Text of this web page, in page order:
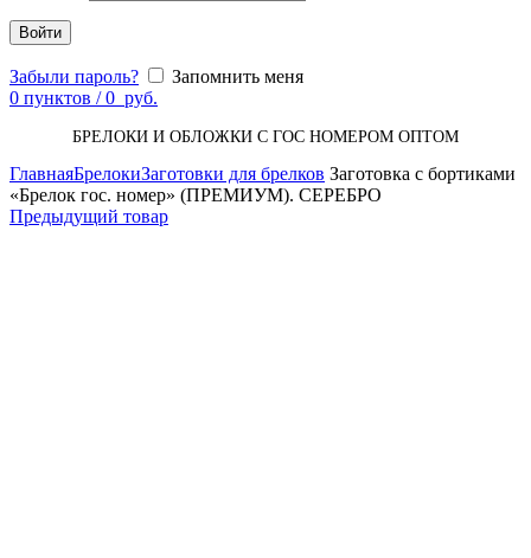
Войти
Забыли пароль?
Запомнить меня
0 пунктов / 0 руб.
БРЕЛОКИ И ОБЛОЖКИ С ГОС НОМЕРОМ ОПТОМ
ГлавнаяБрелокиЗаготовки для брелков Заготовка с бортиками
«Брелок гос. номер» (ПРЕМИУМ). СЕРЕБРО
Предыдущий товар